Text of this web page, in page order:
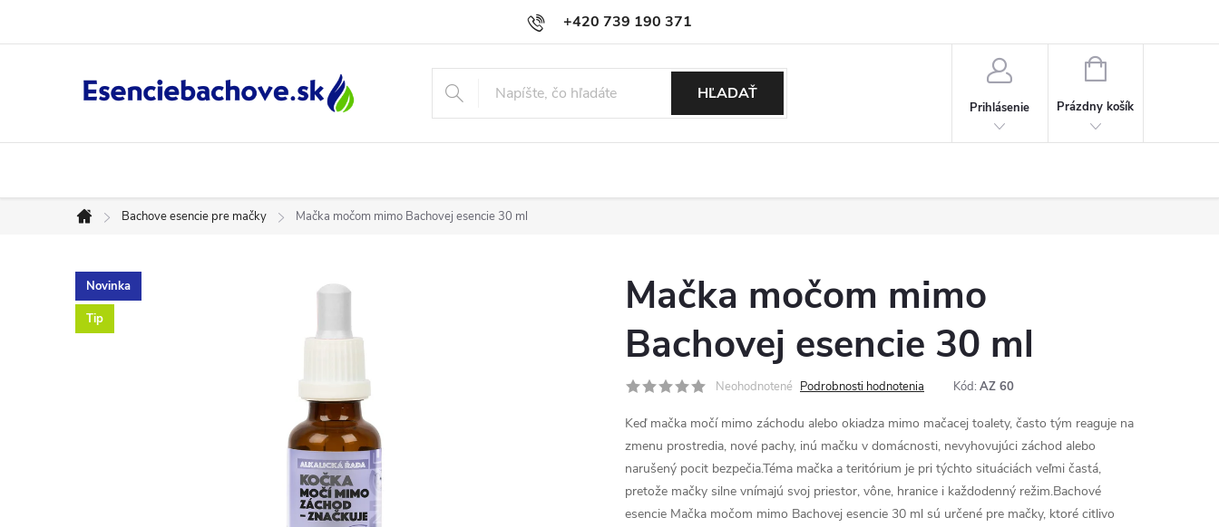
+420 739 190 371
info@esenciebachove.sk
HĽADAŤ
Prihlásenie
NÁKUPNÝ
Prázdny košík
Domov
Bachove esencie pre mačky Mačka močom mimo Bachovej esencie 30 ml
Novinka
Tip
Mačka močom mimo
Bachovej esencie 30 ml
Neohodnotené Podrobnosti hodnotenia Kód: AZ 60
Keď mačka močí mimo záchodu alebo okiadza mimo mačacej toalety, často tým reaguje na
zmenu prostredia, nové pachy, inú mačku v domácnosti, nevyhovujúci záchod alebo
narušený pocit bezpečia.Téma mačka a teritórium je pri týchto situáciách veľmi častá,
pretože mačky silne vnímajú svoj priestor, vône, hranice i každodenný režim.Bachové
esencie Mačka močom mimo Bachovej esencie 30 ml sú určené pre mačky, ktoré citlivo